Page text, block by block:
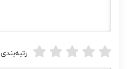
رتبه‌بندی